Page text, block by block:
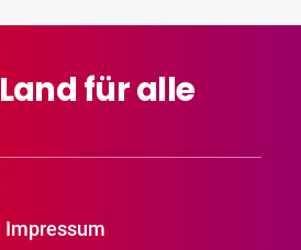
Landfüralle
Impressum